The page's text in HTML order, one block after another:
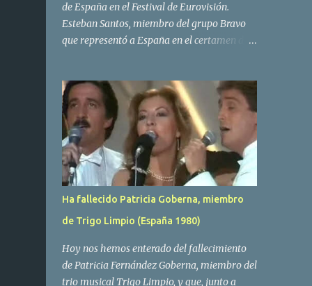
de España en el Festival de Eurovisión.
Esteban Santos, miembro del grupo Bravo
que representó a España en el certamen del
su compañera y principal vocalista en la
formación musical, Amaya Saizar, la que ha
dado a conocer la noticia al publico a traves
de las redes sociales. Nacido en Tolosa en
1951, durante su epoca universitaria en la
carrera de empresariales conoció al
estudiante de medicina Luis Villar,
comenzando a actuar juntos,Santos a la
guitarra y Villar al piano, sin atreverse a dar
esto cambió gracias a la propia Amaia
Saizar, que tras su abandono de Trigo
Ha fallecido Patricia Goberna, miembro
de Trigo Limpio (España 1980)
Hoy nos hemos enterado del fallecimiento
de Patricia Fernández Goberna, miembro del
trio musical Trigo Limpio, y que, junto a